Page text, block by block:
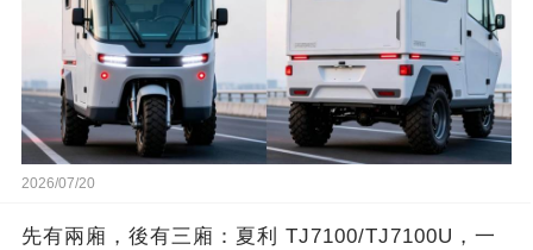
2026/07/20
先有兩廂，後有三廂：夏利 TJ7100/TJ7100U，一